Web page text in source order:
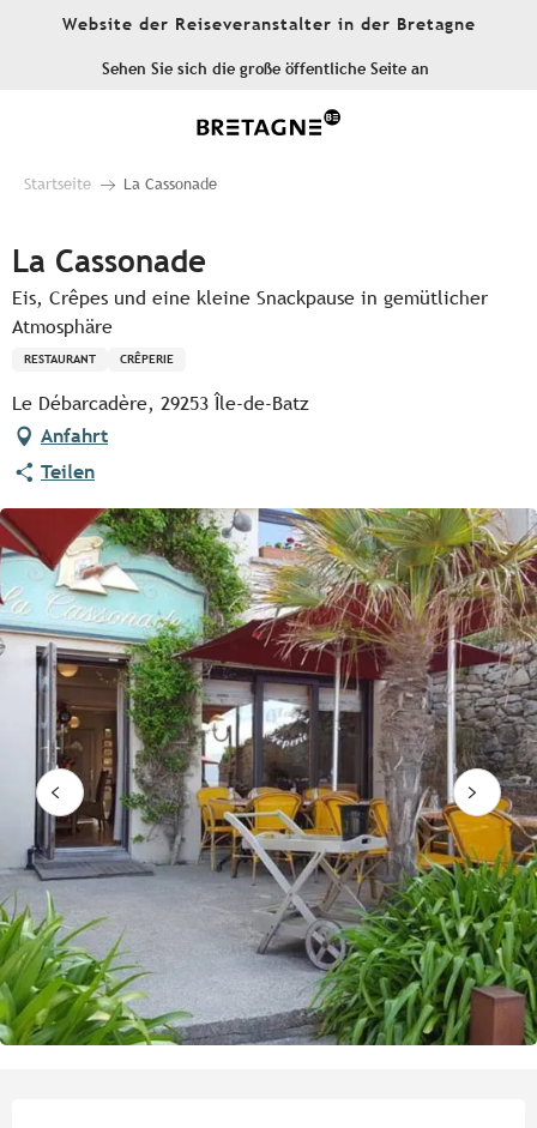
Website der Reiseveranstalter in der Bretagne
Sehen Sie sich die große öffentliche Seite an
Startseite La Cassonade
La Cassonade
Eis, Crêpes und eine kleine Snackpause in gemütlicher
Atmosphäre
RESTAURANT CRÊPERIE
Le Débarcadère, 29253 Île-de-Batz
Anfahrt
Teilen